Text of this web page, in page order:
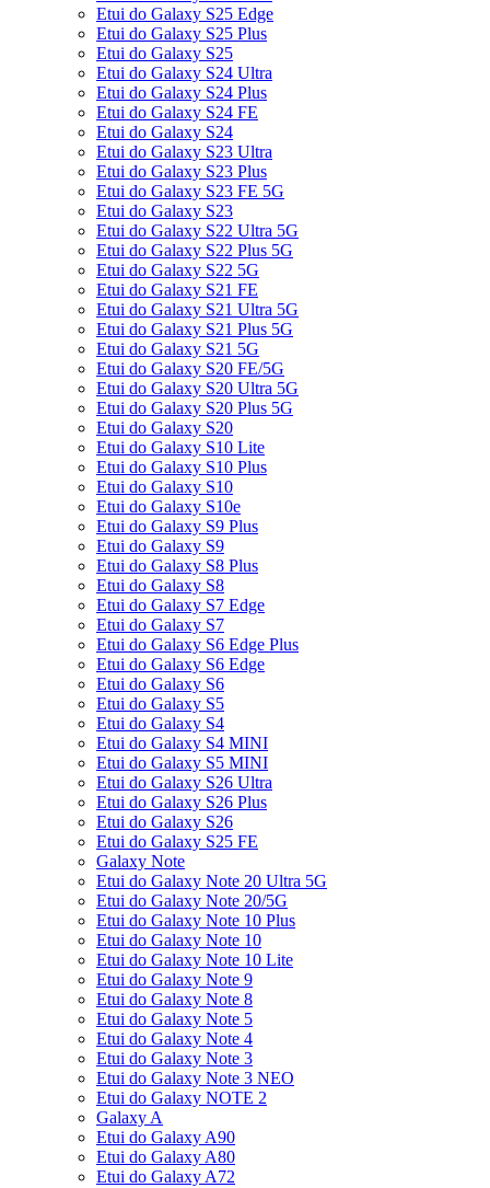
Etui do Galaxy S25 Edge
Etui do Galaxy S25 Plus
Etui do Galaxy S25
Etui do Galaxy S24 Ultra
Etui do Galaxy S24 Plus
Etui do Galaxy S24 FE
Etui do Galaxy S24
Etui do Galaxy S23 Ultra
Etui do Galaxy S23 Plus
Etui do Galaxy S23 FE 5G
Etui do Galaxy S23
Etui do Galaxy S22 Ultra 5G
Etui do Galaxy S22 Plus 5G
Etui do Galaxy S22 5G
Etui do Galaxy S21 FE
Etui do Galaxy S21 Ultra 5G
Etui do Galaxy S21 Plus 5G
Etui do Galaxy S21 5G
Etui do Galaxy S20 FE/5G
Etui do Galaxy S20 Ultra 5G
Etui do Galaxy S20 Plus 5G
Etui do Galaxy S20
Etui do Galaxy S10 Lite
Etui do Galaxy S10 Plus
Etui do Galaxy S10
Etui do Galaxy S10e
Etui do Galaxy S9 Plus
Etui do Galaxy S9
Etui do Galaxy S8 Plus
Etui do Galaxy S8
Etui do Galaxy S7 Edge
Etui do Galaxy S7
Etui do Galaxy S6 Edge Plus
Etui do Galaxy S6 Edge
Etui do Galaxy S6
Etui do Galaxy S5
Etui do Galaxy S4
Etui do Galaxy S4 MINI
Etui do Galaxy S5 MINI
Etui do Galaxy S26 Ultra
Etui do Galaxy S26 Plus
Etui do Galaxy S26
Etui do Galaxy S25 FE
Galaxy Note
Etui do Galaxy Note 20 Ultra 5G
Etui do Galaxy Note 20/5G
Etui do Galaxy Note 10 Plus
Etui do Galaxy Note 10
Etui do Galaxy Note 10 Lite
Etui do Galaxy Note 9
Etui do Galaxy Note 8
Etui do Galaxy Note 5
Etui do Galaxy Note 4
Etui do Galaxy Note 3
Etui do Galaxy Note 3 NEO
Etui do Galaxy NOTE 2
Galaxy A
Etui do Galaxy A90
Etui do Galaxy A80
Etui do Galaxy A72